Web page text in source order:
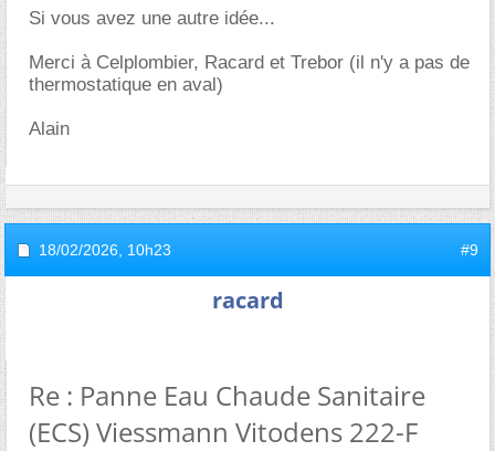
Si vous avez une autre idée...
Merci à Celplombier, Racard et Trebor (il n'y a pas de
thermostatique en aval)
Alain
18/02/2026, 10h23 #9
racard
Re : Panne Eau Chaude Sanitaire
(ECS) Viessmann Vitodens 222-F